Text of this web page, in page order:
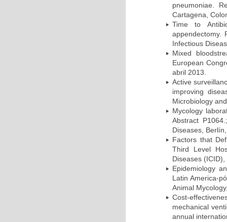
pneumoniae.
Cartagena,
Time to
appendectomy.
Infectious
Mixed
European
abril 2013.
Active
improving
Microbiology
Mycology
Abstract
Diseases,
Factors that
Third Level
Diseases
Epidemiology
Latin America-
Animal
Cost-
mechanical
annual